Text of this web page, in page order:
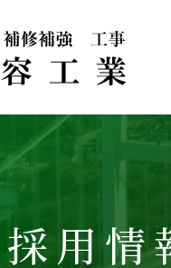
採用情